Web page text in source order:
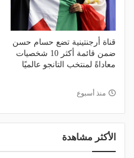
قناة أرجنتينية تضع حسام حسن
ضمن قائمة أكثر 10 شخصيات
معاداةً لمنتخب التانجو عالميًا
منذ أسبوع
الأكثر مشاهدة